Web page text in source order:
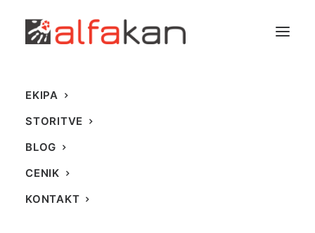
EKIPA
STORITVE
BLOG
CENIK
KONTAKT